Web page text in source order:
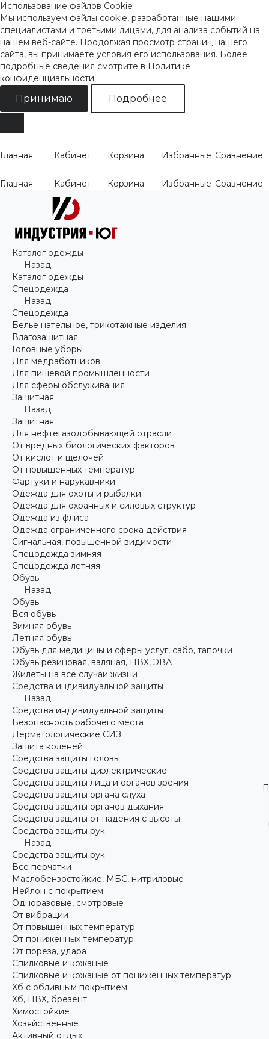
Использование файлов Cookie
Мы используем файлы cookie, разработанные нашими
специалистами и третьими лицами, для анализа событий на
нашем веб-сайте. Продолжая просмотр страниц нашего
сайта, вы принимаете условия его использования. Более
подробные сведения смотрите в Политике
конфиденциальности.
Принимаю Подробнее
Главная Кабинет Корзина Избранные Сравнение
Главная Кабинет Корзина Избранные Сравнение
Каталог одежды
Назад
Каталог одежды
Спецодежда
Назад
Спецодежда
Белье нательное, трикотажные изделия
Влагозащитная
Головные уборы
Для медработников
Для пищевой промышленности
Для сферы обслуживания
Защитная
Назад
Защитная
Для нефтегазодобывающей отрасли
От вредных биологических факторов
От кислот и щелочей
От повышенных температур
Фартуки и нарукавники
Одежда для охоты и рыбалки
Одежда для охранных и силовых структур
Одежда из флиса
Одежда ограниченного срока действия
Сигнальная, повышенной видимости
Спецодежда зимняя
Спецодежда летняя
Обувь
Назад
Обувь
Вся обувь
Зимняя обувь
Летняя обувь
Обувь для медицины и сферы услуг, сабо, тапочки
Обувь резиновая, валяная, ПВХ, ЭВА
Жилеты на все случаи жизни
Средства индивидуальной защиты
Назад
Средства индивидуальной защиты
Безопасность рабочего места
Дерматологические СИЗ
Защита коленей
Средства защиты головы
Средства защиты диэлектрические
Средства защиты лица и органов зрения
Средства защиты органа слуха
Средства защиты органов дыхания
Средства защиты от падения с высоты
Средства защиты рук
Назад
Средства защиты рук
Все перчатки
Маслобензостойкие, МБС, нитриловые
Нейлон с покрытием
Одноразовые, смотровые
От вибрации
От повышенных температур
От пониженных температур
От пореза, удара
Спилковые и кожаные
Спилковые и кожаные от пониженных температур
Хб с обливным покрытием
Хб, ПВХ, брезент
Химостойкие
Хозяйственные
Активный отдых